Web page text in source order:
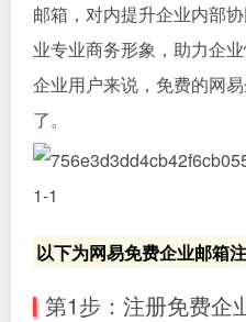
邮箱，对内提升企业内部
业专业商务形象，助力企
企业用户来说，免费的网
了。
以下为网易免费企业邮箱注
第1步：注册免费企